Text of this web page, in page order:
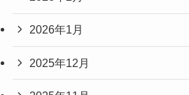
2026年1月
2025年12月